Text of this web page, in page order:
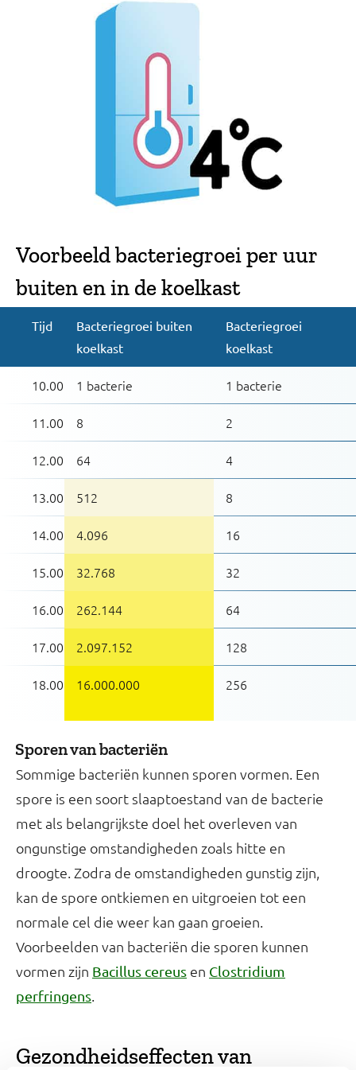
Voorbeeld bacteriegroei per uur
buiten en in de koelkast
Tijd
Bacteriegroei buiten
koelkast
Bacteriegroei
koelkast
10.00 1 bacterie 1 bacterie
11.00 8 2
12.00 64 4
13.00 512 8
14.00 4.096 16
15.00 32.768 32
16.00 262.144 64
17.00 2.097.152 128
18.00 16.000.000 256
Sporen van bacteriën
Sommige bacteriën kunnen sporen vormen. Een
spore is een soort slaaptoestand van de bacterie
met als belangrijkste doel het overleven van
ongunstige omstandigheden zoals hitte en
droogte. Zodra de omstandigheden gunstig zijn,
kan de spore ontkiemen en uitgroeien tot een
normale cel die weer kan gaan groeien.
Voorbeelden van bacteriën die sporen kunnen
vormen zijn Bacillus cereus en Clostridium
perfringens.
Gezondheidseffecten van